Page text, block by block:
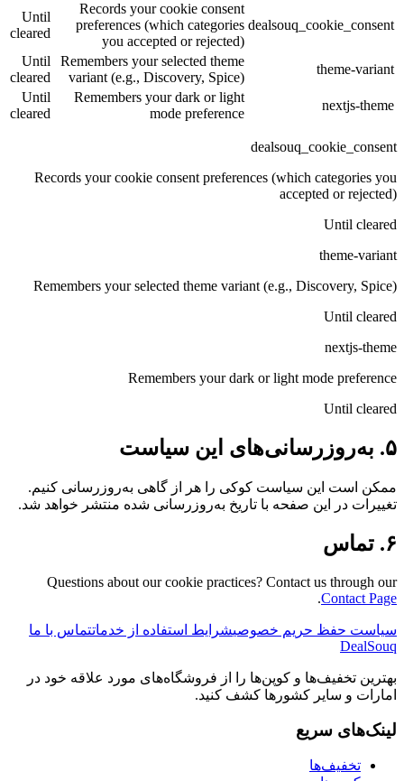
dealsouq_cookie_consent
Records your cookie consent
preferences (which categories
you accepted or rejected)
Until
cleared
theme-variant
Remembers your selected theme
variant (e.g., Discovery, Spice)
Until
cleared
nextjs-theme
Remembers your dark or light
mode preference
Until
cleared
dealsouq_cookie_consent
Records your cookie consent preferences (which categories you
accepted or rejected)
Until cleared
theme-variant
Remembers your selected theme variant (e.g., Discovery, Spice)
Until cleared
nextjs-theme
Remembers your dark or light mode preference
Until cleared
۵. به‌روزرسانی‌های این سیاست
ممکن است این سیاست کوکی را هر از گاهی به‌روزرسانی کنیم.
تغییرات در این صفحه با تاریخ به‌روزرسانی شده منتشر خواهد شد.
۶. تماس
Questions about our cookie practices? Contact us through our
Contact Page
.
سیاست حفظ حریم خصوصیشرایط استفاده از خدماتتماس با ما
DealSouq
بهترین تخفیف‌ها و کوپن‌ها را از فروشگاه‌های مورد علاقه خود در
امارات و سایر کشورها کشف کنید.
لینک‌های سریع
تخفیف‌ها